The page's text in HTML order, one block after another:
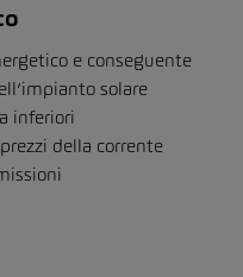
e conseguente
solare
inferiori
della corrente